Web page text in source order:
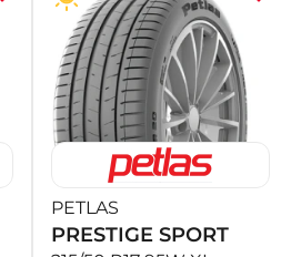
PETLAS
PRESTIGE SPORT